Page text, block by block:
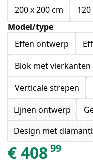
200 x 200 cm
120
Model/type
Effen ontwerp
Blok met vierkanten
Verticale strepen
Lijnen ontwerp
Design met
€40899